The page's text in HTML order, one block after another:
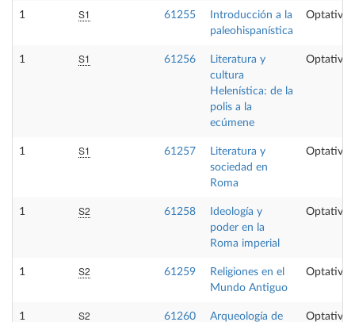
1 S1 61255
Introducción a la
paleohispanística
Optativa
1 S1 61256
Literatura y
cultura
Helenística: de la
polis a la
ecúmene
Optativa
1 S1 61257
Literatura y
sociedad en
Roma
Optativa
1 S2 61258
Ideología y
poder en la
Roma imperial
Optativa
1 S2 61259
Religiones en el
Mundo Antiguo
Optativa
1 S2 61260
Arqueología de
Optativa